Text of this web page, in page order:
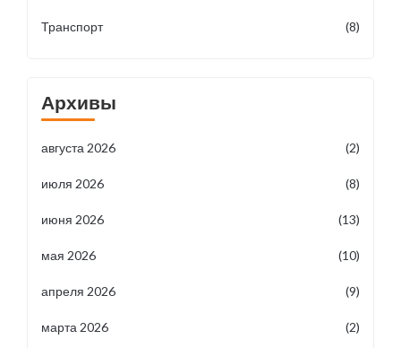
Транспорт (8)
Архивы
августа 2026 (2)
июля 2026 (8)
июня 2026 (13)
мая 2026 (10)
апреля 2026 (9)
марта 2026 (2)